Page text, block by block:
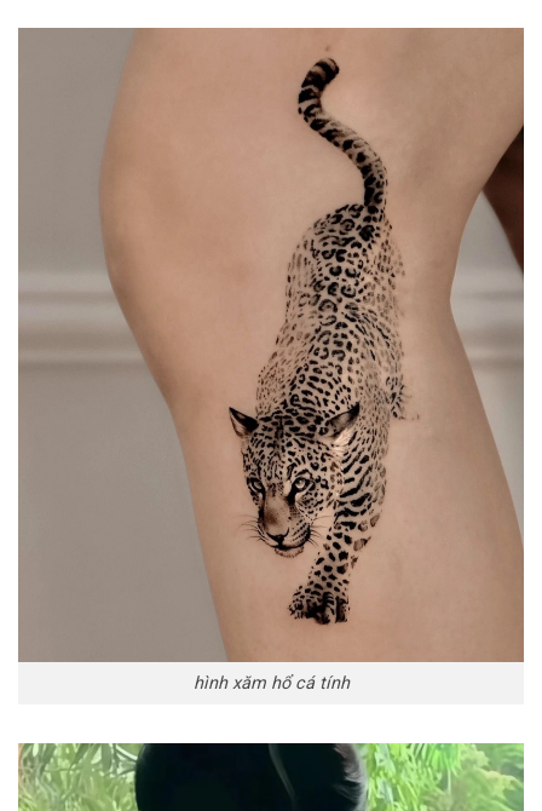
hình xăm hổ cá tính